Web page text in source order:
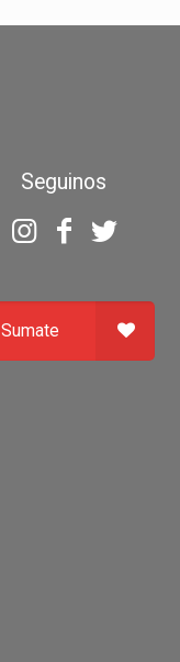
Seguinos
Sumate